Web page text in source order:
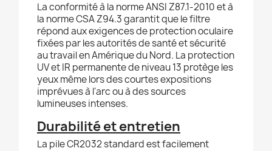
La conformité à la norme ANSI Z87.1-2010 et à
la norme CSA Z94.3 garantit que le filtre
répond aux exigences de protection oculaire
fixées par les autorités de santé et sécurité
au travail en Amérique du Nord. La protection
UV et IR permanente de niveau 13 protège les
yeux même lors des courtes expositions
imprévues à l'arc ou à des sources
lumineuses intenses.
Durabilité et entretien
La pile CR2032 standard est facilement